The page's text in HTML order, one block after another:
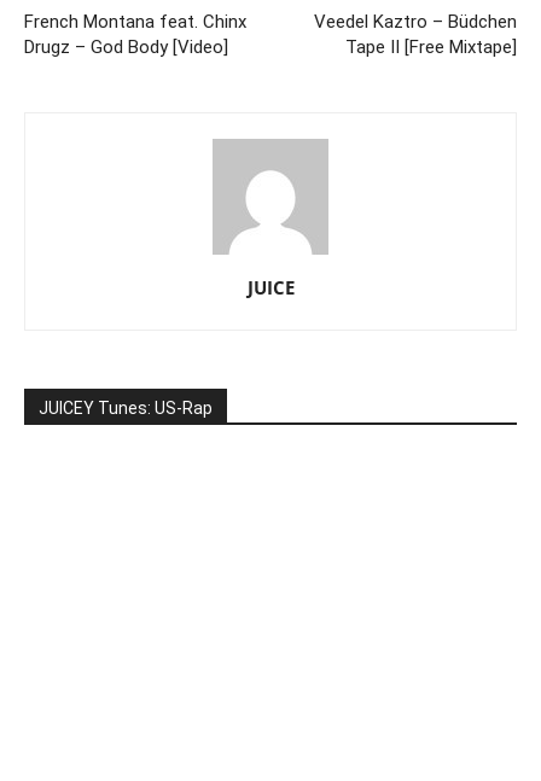
French Montana feat. Chinx
Drugz – God Body [Video]
Veedel Kaztro – Büdchen
Tape II [Free Mixtape]
JUICE
JUICEY Tunes: US-Rap